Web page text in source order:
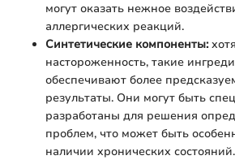
могут оказать нежное
аллергических реакций.
Синтетические компоненты:
настороженность, такие
обеспечивают более
результаты. Они могут быть
разработаны для решения
проблем, что может быть
наличии хронических состояний.